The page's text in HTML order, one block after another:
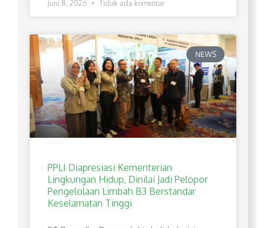
Juni 8, 2026 Tidak ada komentar
NEWS
PPLI Diapresiasi Kementerian
Lingkungan Hidup, Dinilai Jadi Pelopor
Pengelolaan Limbah B3 Berstandar
Keselamatan Tinggi